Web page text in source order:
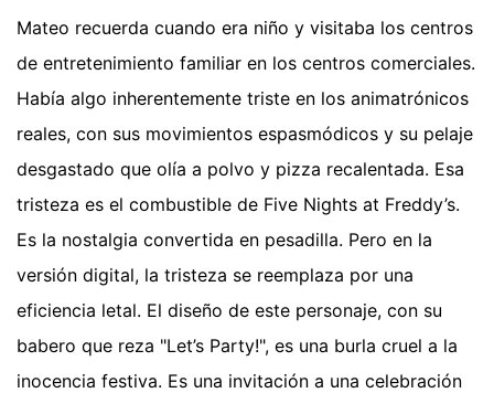
Mateo recuerda cuando era niño y visitaba los centros
de entretenimiento familiar en los centros comerciales.
Había algo inherentemente triste en los animatrónicos
reales, con sus movimientos espasmódicos y su pelaje
desgastado que olía a polvo y pizza recalentada. Esa
tristeza es el combustible de Five Nights at Freddy’s.
Es la nostalgia convertida en pesadilla. Pero en la
versión digital, la tristeza se reemplaza por una
eficiencia letal. El diseño de este personaje, con su
babero que reza "Let’s Party!", es una burla cruel a la
inocencia festiva. Es una invitación a una celebración